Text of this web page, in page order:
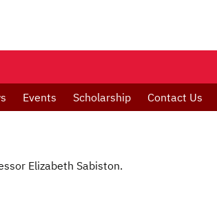
Events Scholarship Contact Us
Elizabeth Sabiston.